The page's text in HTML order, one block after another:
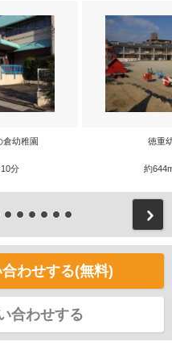
倉幼稚園
分
徳重
約
わせする(無料)
合わせする